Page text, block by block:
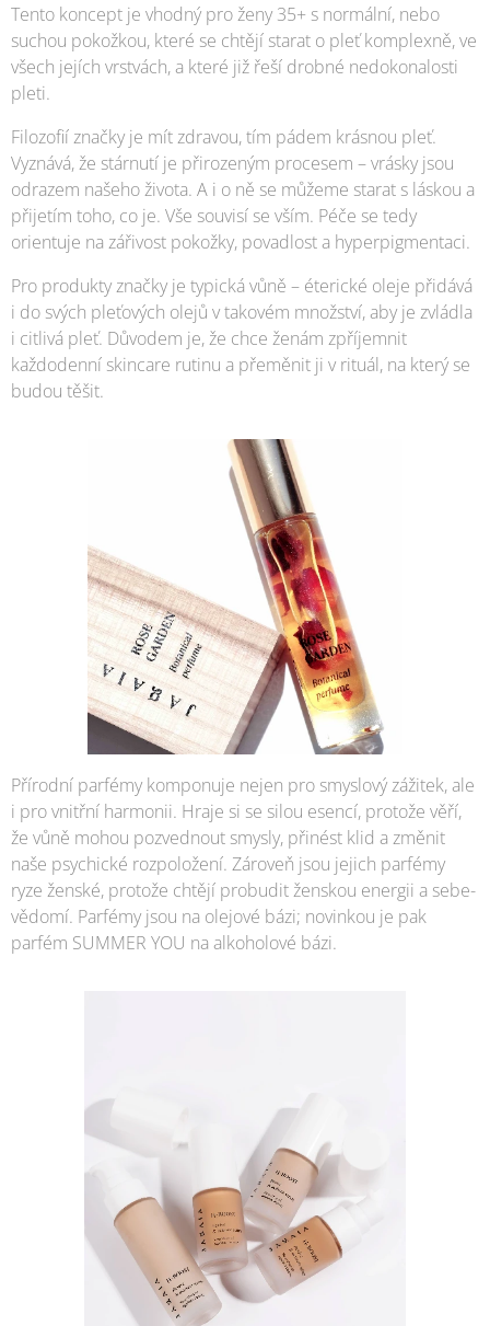
Tento koncept je vhodný pro ženy 35+ s normální, nebo
suchou pokožkou, které se chtějí starat o pleť komplexně, ve
všech jejích vrstvách, a které již řeší drobné nedokonalosti
pleti.
Filozofií značky je mít zdravou, tím pádem krásnou pleť.
Vyznává, že stárnutí je přirozeným procesem – vrásky jsou
odrazem našeho života. A i o ně se můžeme starat s láskou a
přijetím toho, co je. Vše souvisí se vším. Péče se tedy
orientuje na zářivost pokožky, povadlost a hyperpigmentaci.
Pro produkty značky je typická vůně – éterické oleje přidává
i do svých pleťových olejů v takovém množství, aby je zvládla
i citlivá pleť. Důvodem je, že chce ženám zpříjemnit
každodenní skincare rutinu a přeměnit ji v rituál, na který se
budou těšit.
Přírodní parfémy komponuje nejen pro smyslový zážitek, ale
i pro vnitřní harmonii. Hraje si se silou esencí, protože věří,
že vůně mohou pozvednout smysly, přinést klid a změnit
naše psychické rozpoložení. Zároveň jsou jejich parfémy
ryze ženské, protože chtějí probudit ženskou energii a sebe-
vědomí. Parfémy jsou na olejové bázi; novinkou je pak
parfém SUMMER YOU na alkoholové bázi.